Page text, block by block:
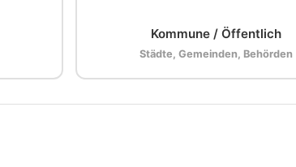
Kommune / Öffentlich
Städte, Gemeinden, Behörden